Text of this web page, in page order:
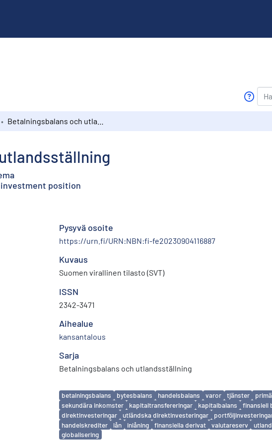
position
Pysyvä osoite
https://urn.fi/URN:NBN:fi-fe20230904116887
Kuvaus
Suomen virallinen tilasto (SVT)
ISSN
2342-3471
Aihealue
kansantalous
Sarja
Betalningsbalans och utlandsställning
Avainsanat
betalningsbalans bytesbalans handelsbalans varor tjänster
sekundära inkomster
kapitaltransfereringar kapitalbalans
finansiell
direktinvesteringar
utländska direktinvesteringar
handelskrediter
lån inlåning finansiella derivat valutareserv
globalisering